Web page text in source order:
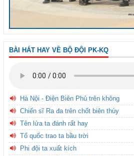
BÀI HÁT HAY VỀ BỘ ĐỘI PK-KQ
Hà Nội - Điện Biên Phủ trên không
Chiến sĩ Ra đa trên chốt biên thùy
Tên lửa ta đánh rất hay
Tổ quốc trao ta bầu trời
Phi đội ta xuất kích